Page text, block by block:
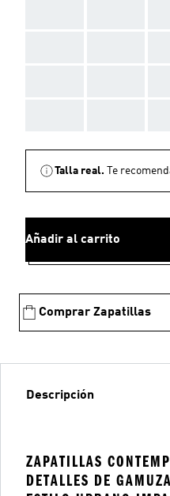
Talla real. Te
Añadir al carrito
Comprar Zapatillas
Descripción
ZAPATILLAS
DETALLES DE